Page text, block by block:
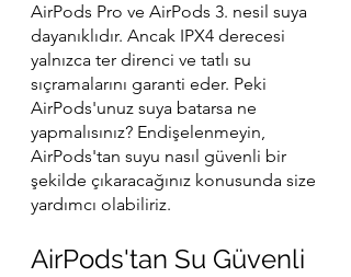
AirPods Pro ve AirPods 3. nesil suya
dayanıklıdır. Ancak IPX4 derecesi
yalnızca ter direnci ve tatlı su
sıçramalarını garanti eder. Peki
AirPods'unuz suya batarsa ne
yapmalısınız? Endişelenmeyin,
AirPods'tan suyu nasıl güvenli bir
şekilde çıkaracağınız konusunda size
yardımcı olabiliriz.
AirPods'tan Su Güvenli